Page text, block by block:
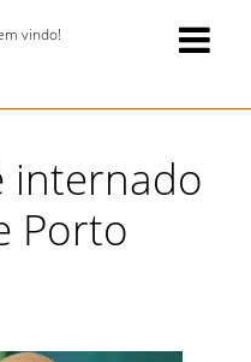
vindo!
internado
Porto